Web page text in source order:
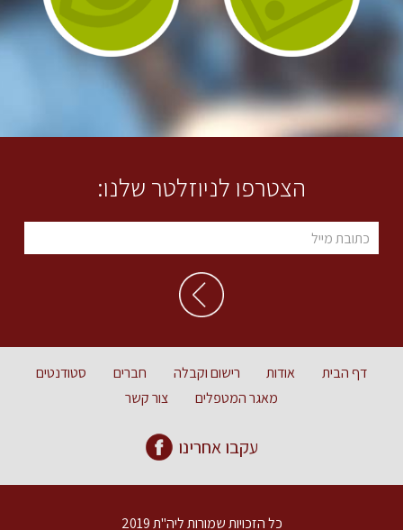
הצטרפו לניוזלטר שלנו:
דף הבית אודות רישום וקבלה חברים
סטודנטים
מאגר המטפלים
צור קשר
עקבו אחרינו
כל הזכויות שמורות ליה"ת 2019